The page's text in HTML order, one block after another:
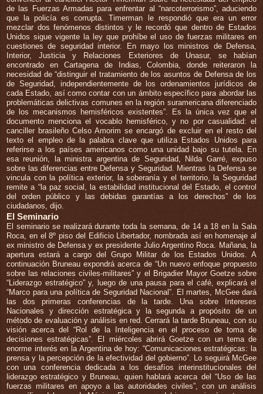
de las Fuerzas Armadas para enfrentar al “narcoterrorismo”, aduciendo
que la policía es corrupta. Timerman le respondió que era un error
mezclar dos fenómenos distintos y le recordó que dentro de Estados
Unidos sigue vigente la ley que prohíbe el uso de fuerzas militares en
cuestiones de seguridad interior. En mayo los ministros de Defensa,
Interior, Justicia y Relaciones Exteriores de Unasur, se habían
encontrado en Cartagena de Indias, Colombia, donde reiteraron la
necesidad de “distinguir el tratamiento de los asuntos de Defensa de los
de Seguridad, independientemente de los ordenamientos jurídicos de
cada Estado, así como contar con un ámbito específico para abordar las
problemáticas delictivas comunes en la región suramericana diferenciado
de los mecanismos hemisféricos existentes”. Es la única vez que el
documento menciona el vocablo hemisférico, y no por casualidad: el
canciller brasileño Celso Amorim se encargó de excluir en el resto del
texto el empleo de la palabra clave que utiliza Estados Unidos para
referirse a los países americanos como una unidad bajo su tutela. En
esa reunión, la ministra argentina de Seguridad, Nilda Garré, expuso
sobre las diferencias entre Defensa y Seguridad. Mientras la Defensa se
vincula con la política exterior, la soberanía y el territorio, la Seguridad
remite a “la paz social, la estabilidad institucional del Estado, el control
del orden público y las debidas garantías a los derechos” de los
ciudadanos, dijo.
El Seminario
El seminario se realizará durante toda la semana, de 14 a 18 en la Sala
Roca, en el 8º piso del Edificio Libertador, nombrada así en homenaje al
ex ministro de Defensa y ex presidente Julio Argentino Roca. Mañana, la
apertura estará a cargo del Grupo Militar de los Estados Unidos. A
continuación Bruneau expondrá acerca de “Un nuevo enfoque propuesto
sobre las relaciones civiles-militares” y el Brigadier Mayor Goetze sobre
“Liderazgo estratégico” y, luego de una pausa para el café, explicará el
“Marco para una política de Seguridad Nacional”. El martes, McGee dará
las dos primeras conferencias de la tarde. Una sobre Intereses
Nacionales y dirección estratégica y la segunda a propósito de un
método de evaluación y análisis en red. Cerrará la tarde Bruneau, con su
visión acerca del “Rol de la Inteligencia en el proceso de toma de
decisiones estratégicas”. El miércoles abrirá Goetze con un tema de
enorme interés en la Argentina de hoy: “Comunicaciones estratégicas: la
prensa y la percepción de la efectividad del gobierno”. Lo seguirá McGee
con una conferencia dedicada a los desafíos interinstitucionales del
liderazgo estratégico y Bruneau, quien hablará acerca del “Uso de las
fuerzas militares en apoyo a las autoridades civiles”, con un análisis